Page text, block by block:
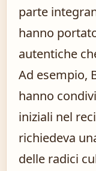
parte
hanno
autentiche
Ad esempio,
hanno
iniziali nel
richiedeva
delle radici